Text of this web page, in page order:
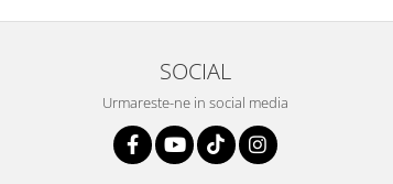
SOCIAL
Urmareste-ne in social media